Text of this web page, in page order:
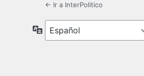
← Ir a InterPolitico
Idioma